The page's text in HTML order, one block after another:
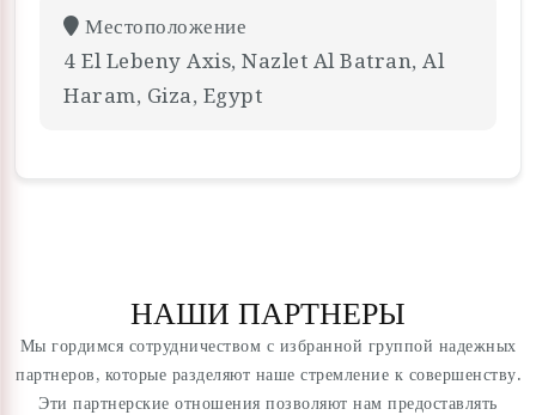
Местоположение
4 El Lebeny Axis, Nazlet Al Batran, Al
Haram, Giza, Egypt
НАШИ ПАРТНЕРЫ
Мы гордимся сотрудничеством с избранной группой надежных
партнеров, которые разделяют наше стремление к совершенству.
Эти партнерские отношения позволяют нам предоставлять